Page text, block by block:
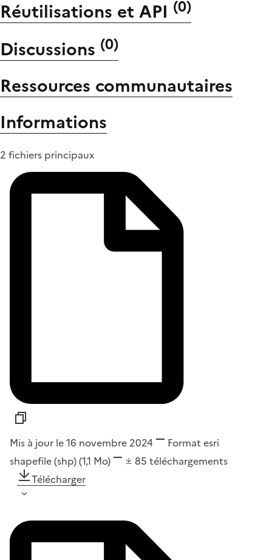
Réutilisations et API (0)
Discussions (0)
Ressources communautaires
Informations
2 fichiers principaux
Mis à jour le 16 novembre 2024 Format esri
shapefile (shp)(1,1 Mo) 85 téléchargements
Télécharger